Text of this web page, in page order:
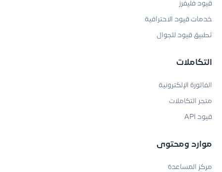
قيود فليفرز
خدمات قيود الاحترافية
تطبيق قيود للجوال
التكاملات
الفاتورة الإلكترونية
متجر التكاملات
قيود API
موارد ومحتوى
مركز المساعدة